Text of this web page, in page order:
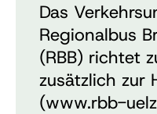
Das
Regionalbus
(RBB) richtet
zusätzlich zur
(www.rbb-